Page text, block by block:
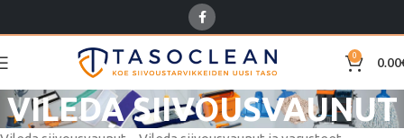
0 0.00
VILEDA SIIVOUSVAUNUT